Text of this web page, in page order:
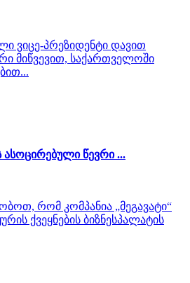
ვიცე-პრეზიდენტი დავით
მიწვევით, საქართველოში
ასოცირებული წევრი ...
რომ კომპანია „მეგავატი“
ქვეყნების ბიზნესპალატის